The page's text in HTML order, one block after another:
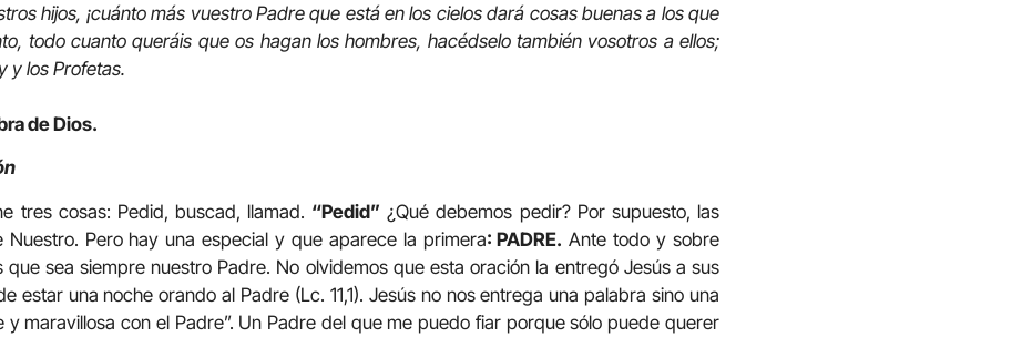
hijos, ¡cuánto más vuestro Padre que está en los cielos dará cosas buenas a los que
todo cuanto queráis que os hagan los hombres, hacédselo también vosotros a ellos;
y los Profetas.
de Dios.
tres cosas: Pedid, buscad, llamad. “Pedid” ¿Qué debemos pedir? Por supuesto, las
Nuestro. Pero hay una especial y que aparece la primera: PADRE. Ante todo y sobre
que sea siempre nuestro Padre. No olvidemos que esta oración la entregó Jesús a sus
estar una noche orando al Padre (Lc. 11,1). Jesús no nos entrega una palabra sino una
y maravillosa con el Padre”. Un Padre del que me puedo fiar porque sólo puede querer